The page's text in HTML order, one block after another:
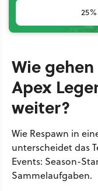
Wie
Apex
weiter?
Wie Respawn in
unterscheidet das
Events: Season-
Sammelaufgaben.